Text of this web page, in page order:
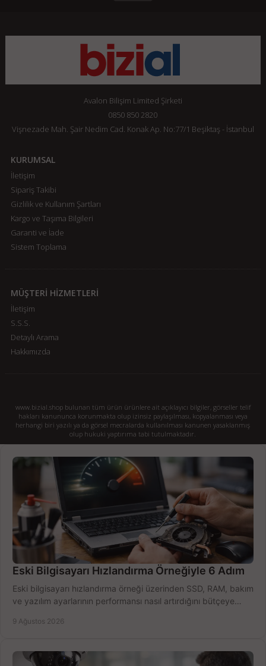
Avalon Bilişim Limited Şirketi
0850 850 2820
Vişnezade Mah. Şair Nedim Cad. Konak Ap. No:77/1 Beşiktaş - İstanbul
KURUMSAL
İletişim
Sipariş Takibi
Gizlilik ve Kullanım Şartları
Kargo ve Taşıma Bilgileri
Garanti ve İade
Sistem Toplama
MÜŞTERİ HİZMETLERİ
İletişim
S.S.S.
Detaylı Arama
Hakkımızda
www.bizial.shop bulunan tüm ürün ürünlere ait açıklayıcı bilgiler, görseller telif
hakları kanununca korunmakta olup izinsiz paylaşılması, kopyalanması veya
herhangi biri yazılı ya da görsel mecralarda kullanılması kanunen yasaklanmış
olup hukuki yaptırıma tabi tutulmaktadır.
Eski Bilgisayarı Hızlandırma Örneğiyle 6 Adım
Eski bilgisayarı hızlandırma örneği üzerinden SSD, RAM, bakım
ve yazılım ayarlarının performansı nasıl artırdığını bütçeye
9 Ağustos 2026